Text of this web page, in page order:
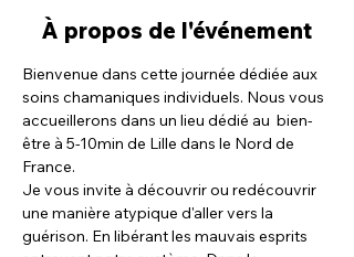
À propos de l'événement
Bienvenue dans cette journée dédiée aux
soins chamaniques individuels. Nous vous
accueillerons dans un lieu dédié au  bien-
être à 5-10min de Lille dans le Nord de
France.
Je vous invite à découvrir ou redécouvrir
une manière atypique d'aller vers la
guérison. En libérant les mauvais esprits